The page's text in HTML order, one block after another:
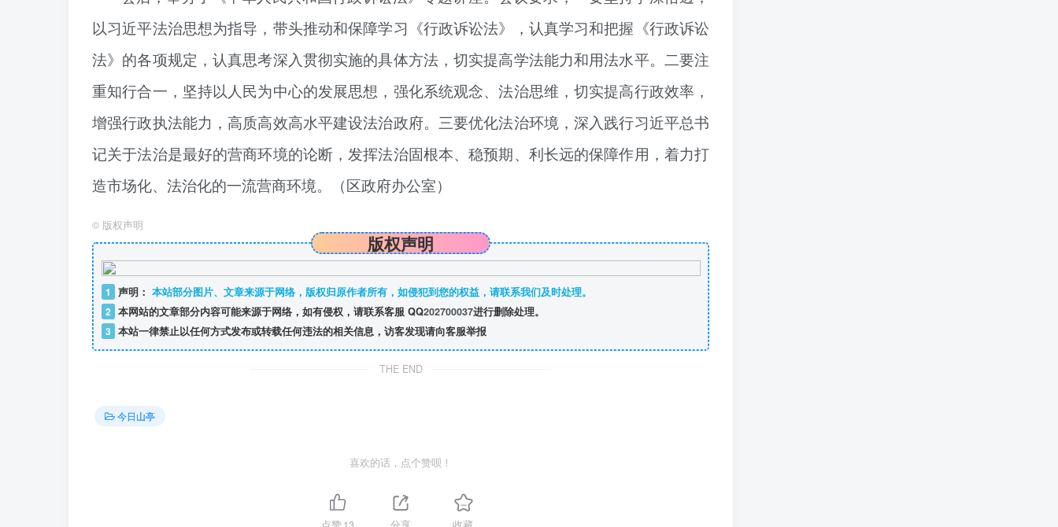
以习近平法治思想为指导，带头推动和保障学习《行政诉讼法》，认真学习和把握《行政诉讼
法》的各项规定，认真思考深入贯彻实施的具体方法，切实提高学法能力和用法水平。 二要注
重知行合一， 坚持以人民为中心的发展思想，强化系统观念、法治思维，切实提高行政效率，
增强行政执法能力，高质高效高水平建设法治政府。 三要优化法治环境， 深入践行习近平总书
记关于法治是最好的营商环境的论断，发挥法治固根本、稳预期、利长远的保障作用，着力打
造市场化、法治化的一流营商环境。（区政府办公室）
© 版权声明
版权声明
1 声明： 本站部分图片、文章来源于网络，版权归原作者所有，如侵犯到您的权益，请联系我们及时处理。
2 本网站的文章部分内容可能来源于网络，如有侵权，请联系客服 QQ202700037进行删除处理。
3 本站一律禁止以任何方式发布或转载任何违法的相关信息，访客发现请向客服举报
THE END
今日山亭
喜欢的话，点个赞呗！